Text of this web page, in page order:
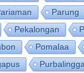
Parung
Pekalongan
Pomalaa
Purbalingga